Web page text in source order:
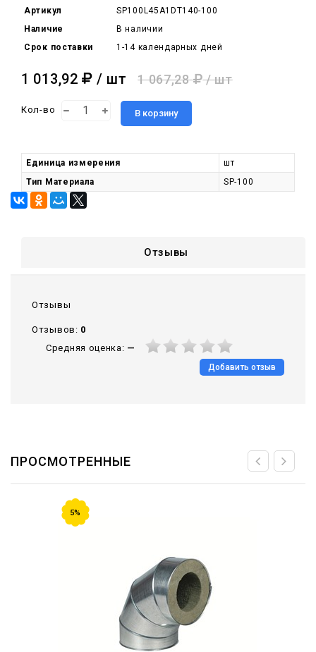
Артикул
SP100L45A1DT140-100
Наличие
В наличии
Срок поставки
1-14 календарных дней
1 013,92 / шт 1 067,28 / шт
Кол-во В корзину
Единица измерения
шт
Тип Материала
SP-100
Отзывы
Отзывы
Отзывов: 0
Средняя оценка: —
Добавить отзыв
ПРОСМОТРЕННЫЕ
5%